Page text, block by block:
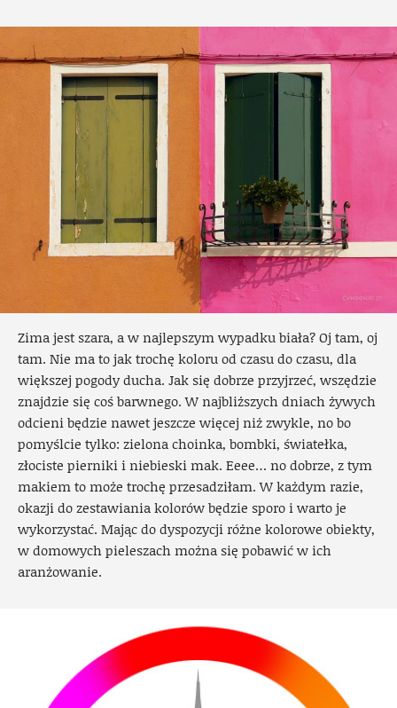
Zima jest szara, a w najlepszym wypadku biała? Oj tam, oj
tam. Nie ma to jak trochę koloru od czasu do czasu, dla
większej pogody ducha. Jak się dobrze przyjrzeć, wszędzie
znajdzie się coś barwnego. W najbliższych dniach żywych
odcieni będzie nawet jeszcze więcej niż zwykle, no bo
pomyślcie tylko: zielona choinka, bombki, światełka,
złociste pierniki i niebieski mak. Eeee… no dobrze, z tym
makiem to może trochę przesadziłam. W każdym razie,
okazji do zestawiania kolorów będzie sporo i warto je
wykorzystać. Mając do dyspozycji różne kolorowe obiekty,
w domowych pieleszach można się pobawić w ich
aranżowanie.